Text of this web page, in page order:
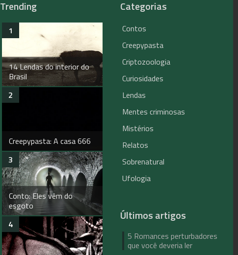
Trending
14 Lendas do interior do
Brasil
Creepypasta: A casa 666
Conto: Eles vêm do
esgoto
Categorias
Contos
Creepypasta
Criptozoologia
Curiosidades
Lendas
Mentes criminosas
Mistérios
Relatos
Sobrenatural
Ufologia
Últimos artigos
5 Romances perturbadores
que você deveria ler